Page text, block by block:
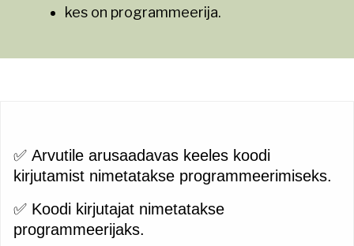
kes on programmeerija.